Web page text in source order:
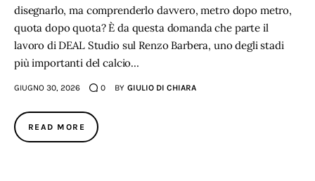
disegnarlo, ma comprenderlo davvero, metro dopo metro,
quota dopo quota? È da questa domanda che parte il
lavoro di DEAL Studio sul Renzo Barbera, uno degli stadi
più importanti del calcio…
GIUGNO 30, 2026 0 BY GIULIO DI CHIARA
READ MORE